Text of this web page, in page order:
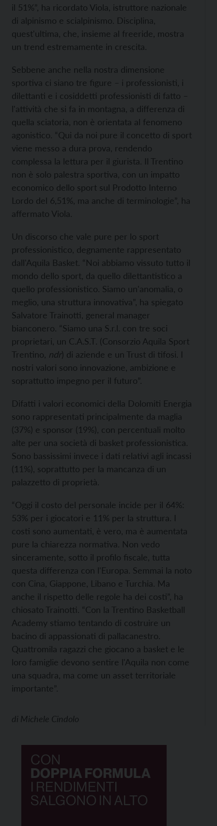
il 51%”, ha ricordato Viola, istruttore nazionale
di alpinismo e scialpinismo. Disciplina,
quest'ultima, che, insieme al freeride, mostra
un trend estremamente in crescita.
Sebbene anche nella nostra dimensione
sportiva ci siano tre figure – i professionisti, i
dilettanti e i cosiddetti professionisti di fatto –
l'attività che si fa in montagna, a differenza di
quella sciatoria, non è orientata al fenomeno
agonistico. “Qui da noi pure il concetto di sport
viene messo a dura prova, rendendo
complessa la lettura per il giurista. Il Trentino
non è solo palestra sportiva, con un impatto
economico dello sport sul Prodotto Interno
Lordo del 6,51%, ma anche di terminologie”, ha
affermato Viola.
Un discorso che vale pure per lo sport
professionistico, degnamente rappresentato
dall'Aquila Basket. “Noi abbiamo vissuto tutto il
mondo dello sport, da quello dilettantistico a
quello professionistico. Siamo un'anomalia, o
meglio, una struttura innovativa”, ha spiegato
Salvatore Trainotti, general manager
bianconero. “Siamo una S.r.l. con tre soci
proprietari, un C.A.S.T. (Consorzio Aquila Sport
Trentino, ndr) di aziende e un Trust di tifosi. I
nostri valori sono innovazione, ambizione e
soprattutto impegno per il futuro”.
Difatti i valori economici della Dolomiti Energia
sono rappresentati principalmente da maglia
(37%) e sponsor (19%), con percentuali molto
alte per una società di basket professionistica.
Sono bassissimi invece i dati relativi agli incassi
(11%), soprattutto per la mancanza di un
palazzetto di proprietà.
“Oggi il costo del personale incide per il 64%:
53% per i giocatori e 11% per la struttura. I
costi sono aumentati, è vero, ma è aumentata
pure la chiarezza normativa. Non vedo
sinceramente, sotto il profilo fiscale, tutta
questa differenza con l'Europa. Semmai la noto
con Cina, Giappone, Libano e Turchia. Ma
anche il rispetto delle regole ha dei costi”, ha
chiosato Trainotti. “Con la Trentino Basketball
Academy stiamo tentando di costruire un
bacino di appassionati di pallacanestro.
Quattromila ragazzi che giocano a basket e le
loro famiglie devono sentire l'Aquila non come
una squadra, ma come un asset territoriale
importante”.
di Michele Cindolo